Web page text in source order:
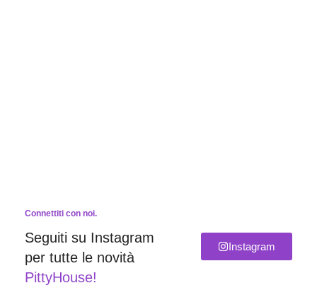
Connettiti con noi.
Seguiti su Instagram
per tutte le novità
PittyHouse!
Instagram